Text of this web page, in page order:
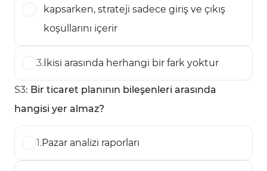
kapsarken, strateji sadece giriş ve çıkış
koşullarını içerir
3.İkisi arasında herhangi bir fark yoktur
S3: Bir ticaret planının bileşenleri arasında
hangisi yer almaz?
1.Pazar analizi raporları